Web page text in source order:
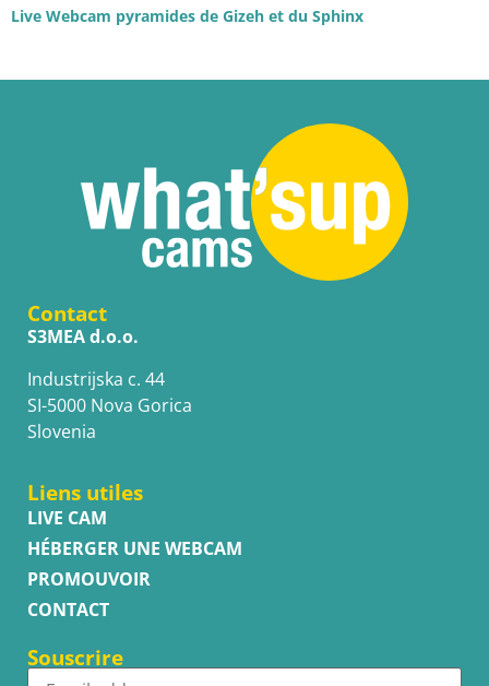
Live Webcam pyramides de Gizeh et du Sphinx
Contact
S3MEA d.o.o.
Industrijska c. 44
SI-5000 Nova Gorica
Slovenia
Liens utiles
LIVE CAM
HÉBERGER UNE WEBCAM
PROMOUVOIR
CONTACT
Souscrire